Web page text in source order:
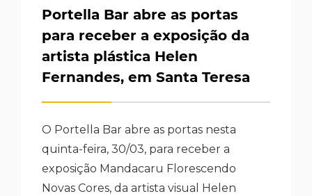
Portella Bar abre as portas
para receber a exposição da
artista plástica Helen
Fernandes, em Santa Teresa
O Portella Bar abre as portas nesta
quinta-feira, 30/03, para receber a
exposição Mandacaru Florescendo
Novas Cores, da artista visual Helen